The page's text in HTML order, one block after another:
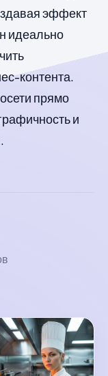
эффект
идеально
контента.
прямо
и